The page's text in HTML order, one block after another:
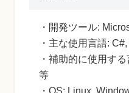
・開発ツール:
・主な使用言語:
・補助的に使用す
等
・OS: Linux,